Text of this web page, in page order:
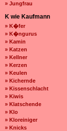
» Jungfrau
K wie Kaufmann
» K�fer
» K�ngurus
» Kamin
» Katzen
» Kellner
» Kerzen
» Keulen
» Kichernde
» Kissenschlacht
» Kiwis
» Klatschende
» Klo
» Kloreiniger
» Knicks